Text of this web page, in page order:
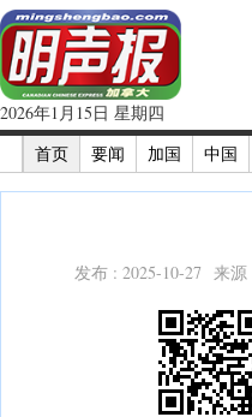
2026年1月15日 星期四
首页
要闻 加国 中国
发布 : 2025-10-27 来